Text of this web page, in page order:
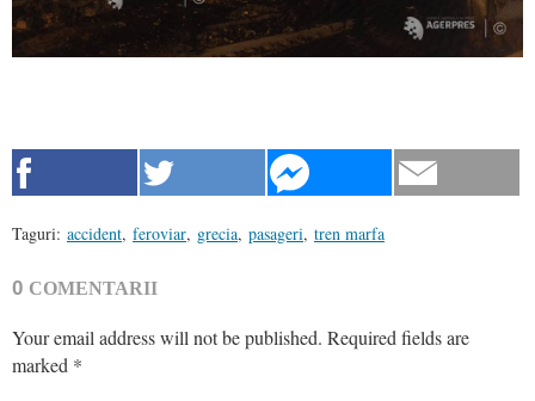
Taguri: accident, feroviar, grecia, pasageri, tren marfa
0 COMENTARII
Your email address will not be published. Required fields are
marked *